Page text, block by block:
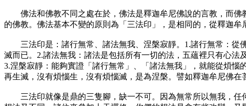
佛法和佛教不同之處在於，佛法是釋迦牟尼佛說的言教，而佛
的佛教。佛法基本不變的原則為「三法印」，是相同的，從釋迦牟
三法印是：諸行無常、諸法無我、涅槃寂靜。1.諸行無常：從
滅而已。2.諸法無我：諸法是包括所有一切的法，五蘊裡只有心法
3.涅槃寂靜：能夠實證「諸行無常」、「諸法無我」，就能從煩
再生滅，沒有煩惱生，沒有煩惱滅，是為涅槃。譬如釋迦牟尼佛
三法印就像是鼎的三隻腳，缺一不可。因為無常所以無我，任